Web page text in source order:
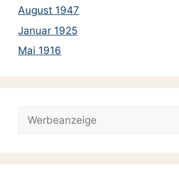
August 1947
Januar 1925
Mai 1916
Suchen